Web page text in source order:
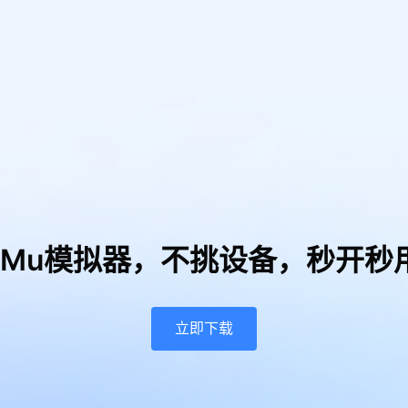
模拟器， 不挑设备，秒开秒
立即下载